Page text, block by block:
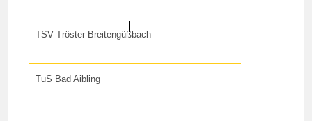
TSV Tröster Breitengüßbach
TuS Bad Aibling